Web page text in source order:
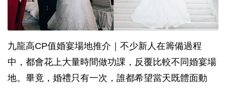
九龍高CP值婚宴場地推介｜不少新人在籌備過程
中，都會花上大量時間做功課，反覆比較不同婚宴場
地。畢竟，婚禮只有一次，誰都希望當天既體面動